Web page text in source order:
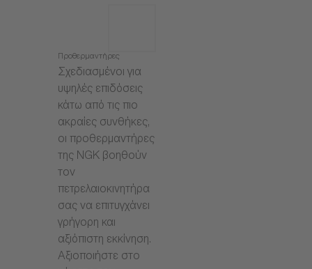
Προθερμαντήρες
Σχεδιασμένοι για
υψηλές επιδόσεις
κάτω από τις πιο
ακραίες συνθήκες,
οι προθερμαντήρες
της NGK βοηθούν
τον
πετρελαιοκινητήρα
σας να επιτυγχάνει
γρήγορη και
αξιόπιστη εκκίνηση.
Αξιοποιήστε στο